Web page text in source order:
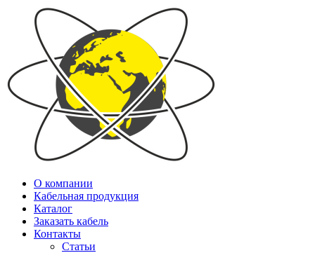
О компании
Кабельная продукция
Каталог
Заказать кабель
Контакты
Статьи